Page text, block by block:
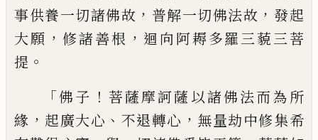
事供養一切諸佛故 ， 普解一切佛法故 ， 發起
大願 ，修諸善根 ， 迴向阿耨多羅三藐三菩
提 。
「佛子 ！ 菩薩摩訶薩以諸佛法而為所
緣 ， 起廣大心 、 不退轉心 ， 無量劫中修集希